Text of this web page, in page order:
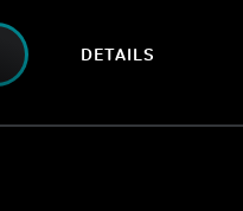
DETAILS